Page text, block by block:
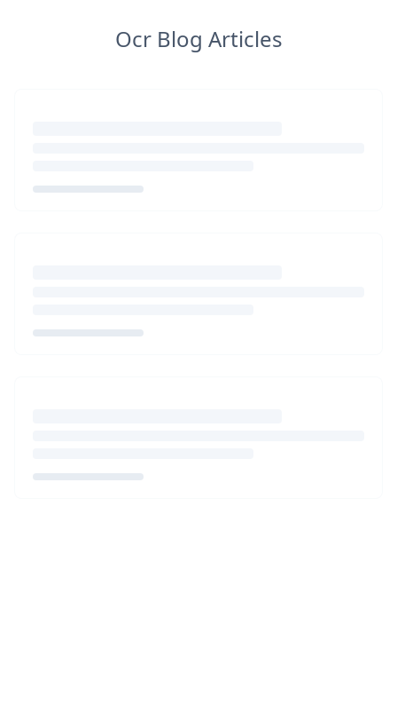
Ocr Blog Articles